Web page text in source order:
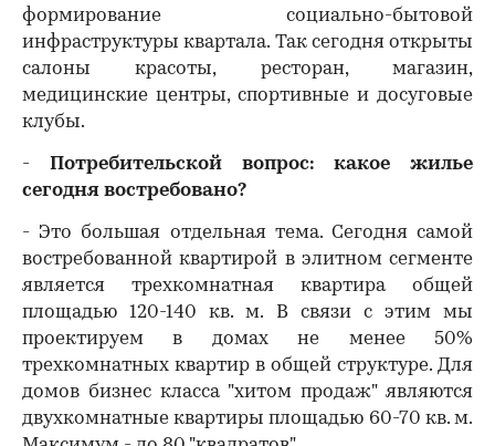
формирование социально-бытовой
инфраструктуры квартала. Так сегодня открыты
салоны красоты, ресторан, магазин,
медицинские центры, спортивные и досуговые
клубы.
- Потребительской вопрос: какое жилье
сегодня востребовано?
- Это большая отдельная тема. Сегодня самой
востребованной квартирой в элитном сегменте
является трехкомнатная квартира общей
площадью 120-140 кв. м. В связи с этим мы
проектируем в домах не менее 50%
трехкомнатных квартир в общей структуре. Для
домов бизнес класса "хитом продаж" являются
двухкомнатные квартиры площадью 60-70 кв. м.